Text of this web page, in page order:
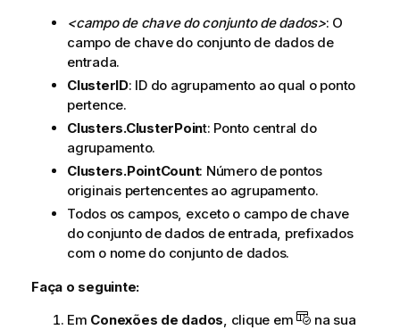
<campo de chave do conjunto de dados>: O
campo de chave do conjunto de dados de
entrada.
ClusterID: ID do agrupamento ao qual o ponto
pertence.
Clusters.ClusterPoint: Ponto central do
agrupamento.
Clusters.PointCount: Número de pontos
originais pertencentes ao agrupamento.
Todos os campos, exceto o campo de chave
do conjunto de dados de entrada, prefixados
com o nome do conjunto de dados.
Faça o seguinte:
Em Conexões de dados, clique em
na sua